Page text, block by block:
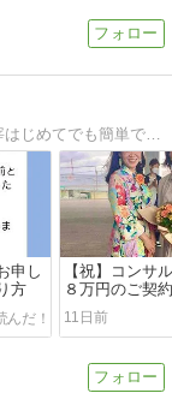
アイシングクッキー、デコケーキ教室を主宰はじめてでも簡単で楽しく、笑顔になれる時間を一緒に過ごせたらと思っています。
申し
方
【祝】コンサ
８万円のご契
ました！
11日前